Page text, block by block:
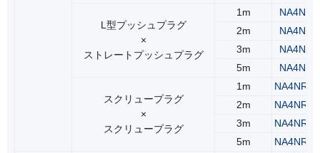
L型プッシュプラグ
×
ストレートプッシュプラグ
1m
2m
3m
5m
スクリュープラグ
×
スクリュープラグ
1m
2m
3m
5m